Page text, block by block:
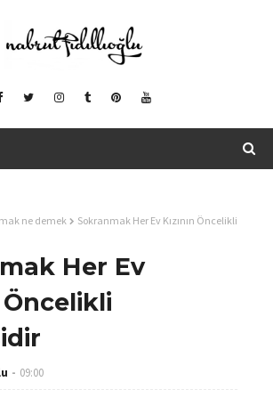
ne demek
Sokranmak Her Ev Kızının Öncelikli
Her Ev
Öncelikli
09:00